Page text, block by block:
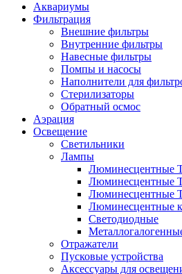
Аквариумы
Фильтрация
Внешние фильтры
Внутренние фильтры
Навесные фильтры
Помпы и насосы
Наполнители для
Стерилизаторы
Обратный осмос
Аэрация
Освещение
Светильники
Лампы
Люминесцентные
Люминесцентные
Люминесцентные
Люминесцентные
Светодиодные
Отражатели
Пусковые устройства
Аксессуары для